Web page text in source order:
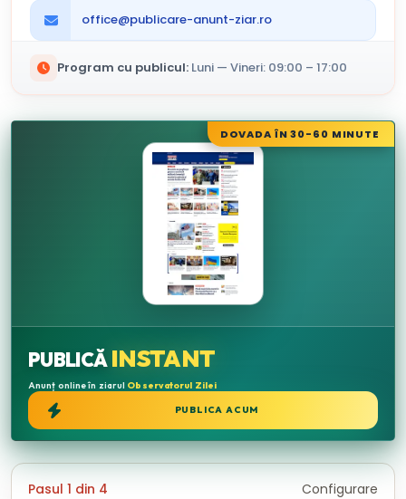
office@publicare-anunt-ziar.ro
Program cu publicul: Luni — Vineri: 09:00 – 17:00
DOVADA ÎN 30-60 MINUTE
PUBLICĂINSTANT
Anunț online în ziarul Observatorul Zilei
PUBLICA ACUM
Pasul 1 din 4 Configurare